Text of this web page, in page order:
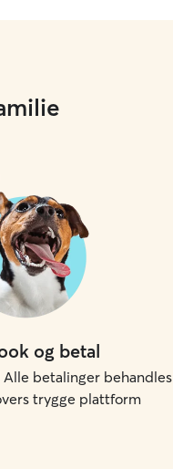
og betal
betalinger behandles
trygge plattform